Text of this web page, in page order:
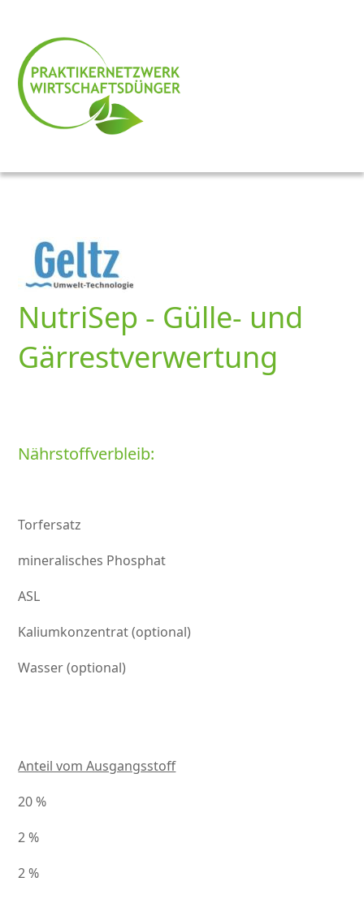
NutriSep - Gülle- und
Gärrestverwertung
Nährstoffverbleib:
Torfersatz
mineralisches Phosphat
ASL
Kaliumkonzentrat (optional)
Wasser (optional)
Anteil vom Ausgangsstoff
20 %
2 %
2 %